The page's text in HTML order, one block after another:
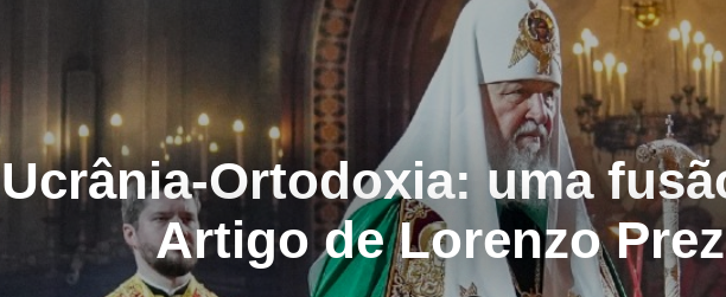
Ucrânia-Ortodoxia: uma
Artigo de Lorenzo